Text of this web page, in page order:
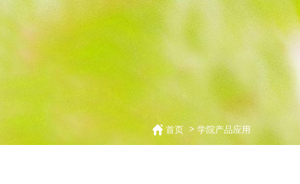
首页 > 学院产品应用